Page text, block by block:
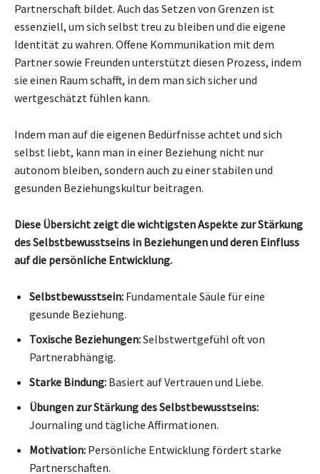
Partnerschaft bildet. Auch das Setzen von Grenzen ist
essenziell, um sich selbst treu zu bleiben und die eigene
Identität zu wahren. Offene Kommunikation mit dem
Partner sowie Freunden unterstützt diesen Prozess, indem
sie einen Raum schafft, in dem man sich sicher und
wertgeschätzt fühlen kann.
Indem man auf die eigenen Bedürfnisse achtet und sich
selbst liebt, kann man in einer Beziehung nicht nur
autonom bleiben, sondern auch zu einer stabilen und
gesunden Beziehungskultur beitragen.
Diese Übersicht zeigt die wichtigsten Aspekte zur Stärkung
des Selbstbewusstseins in Beziehungen und deren Einfluss
auf die persönliche Entwicklung.
Selbstbewusstsein: Fundamentale Säule für eine
gesunde Beziehung.
Toxische Beziehungen:Selbstwertgefühl oft von
Partnerabhängig.
Starke Bindung: Basiert auf Vertrauen und Liebe.
Übungen zur Stärkung des Selbstbewusstseins:
Journaling und tägliche Affirmationen.
Motivation: Persönliche Entwicklung fördert starke
Partnerschaften.